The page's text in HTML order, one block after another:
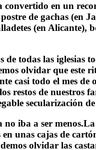
en un
de gachas
(en
todas las
olvidar que
casi todo el mes
restos de
secularización
iba a ser
unas cajas de
olvidar las